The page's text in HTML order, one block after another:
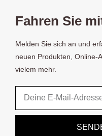
Fahren Sie
Melden Sie sich an und
neuen Produkten, Online-
vielem mehr.